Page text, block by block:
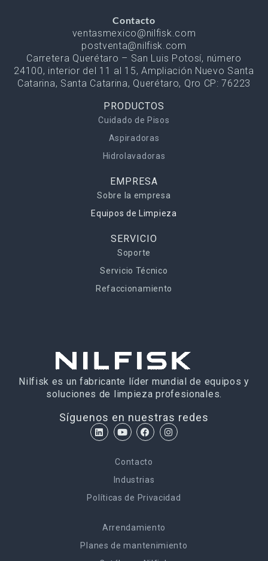
Contacto
ventasmexico@nilfisk.com
postventa@nilfisk.com
Carretera Querétaro – San Luis Potosí, número
24100, interior del 11 al 15, Ampliación Nuevo Santa
Catarina, Santa Catarina, Querétaro, Qro CP: 76223
PRODUCTOS
Cuidado de Pisos
Aspiradoras
Hidrolavadoras
EMPRESA
Sobre la empresa
Equipos de Limpieza
SERVICIO
Soporte
Servicio Técnico
Refaccionamiento
Nilfisk es un fabricante líder mundial de equipos y
soluciones de limpieza profesionales.
Síguenos en nuestras redes
Contacto
Industrias
Políticas de Privacidad
Arrendamiento
Planes de mantenimiento